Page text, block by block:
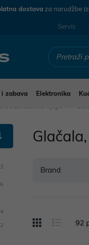
dostava za narudžbe
Servis
i zabava Elektronika
4
Brand
92